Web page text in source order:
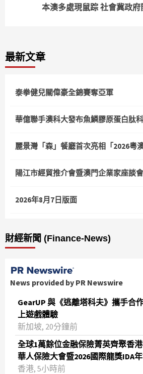
本澳多處現鼠踪 社會冀政
最新文章
泰拳健兒關偉豪全錦賽奪亞軍
華億聯手澳科大發布魚鱗膠原蛋白肽
麗景灣「森」餐廳首次亮相「2026粵
陽江市經貿推介會暨澳門企業家座談會
2026年8月7日版面
財經新聞 (Finance-News)
News provided by PR Newswire
GearUP 與《逃離塔科夫》攜手合
上遊戲體驗
新加坡, 20分鐘前
全球1萬餘位金融保險菁英齊聚香
華人保險大會暨2026國際龍獎IDA
香港, 5小時前